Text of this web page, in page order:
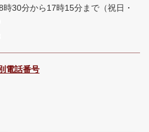
時30分から17時15分まで （祝日・
電話番号